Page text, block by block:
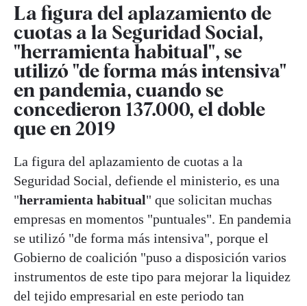
La figura del aplazamiento de
cuotas a la Seguridad Social,
"herramienta habitual", se
utilizó "de forma más intensiva"
en pandemia, cuando se
concedieron 137.000, el doble
que en 2019
La figura del aplazamiento de cuotas a la
Seguridad Social, defiende el ministerio, es una
"herramienta habitual" que solicitan muchas
empresas en momentos "puntuales". En pandemia
se utilizó "de forma más intensiva", porque el
Gobierno de coalición "puso a disposición varios
instrumentos de este tipo para mejorar la liquidez
del tejido empresarial en este periodo tan